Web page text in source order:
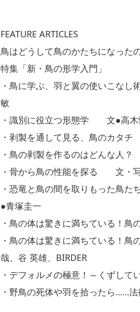
FEATURE ARTICLES
鳥はどうして鳥のかたちになった
特集「新・鳥の形学入門」
・鳥に学ぶ、羽と翼の使いこな
敏
・識別に役立つ形態学 文●高木
・剥製を通して見る、鳥のカタ
・鳥の剥製を作るのはどんな人
・骨から鳥の性能を探る 文・
・恐竜と鳥の間を取りもった鳥
●青塚圭一
・鳥の体は驚きに満ちている！
・鳥の体は驚きに満ちている
哉、谷 英雄、BIRDER
・デフォルメの極意！～くずし
・野鳥の死体や羽を拾ったら